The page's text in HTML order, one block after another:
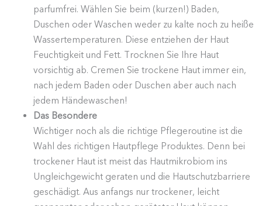
parfumfrei. Wählen Sie beim (kurzen!) Baden,
Duschen oder Waschen weder zu kalte noch zu heiße
Wasser­tem­pe­ra­turen. Diese entziehen der Haut
Feuch­tigkeit und Fett. Trocknen Sie Ihre Haut
vorsichtig ab. Cremen Sie trockene Haut immer ein,
nach jedem Baden oder Duschen aber auch nach
jedem Händewaschen!
Das Besondere
Wichtiger noch als die richtige Pflege­routine ist die
Wahl des richtigen Hautpflege Produktes. Denn bei
trockener Haut ist meist das Hautmi­krobiom ins
Ungleich­ge­wicht geraten und die Hautschutz­bar­riere
geschädigt. Aus anfangs nur trockener, leicht